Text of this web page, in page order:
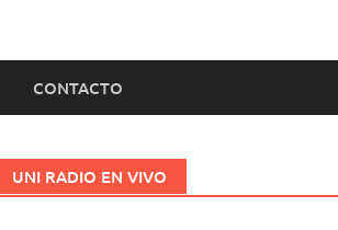
CONTACTO
UNI RADIO EN VIVO